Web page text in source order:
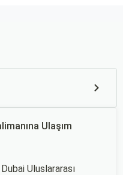
Ulaşım
Uluslararası